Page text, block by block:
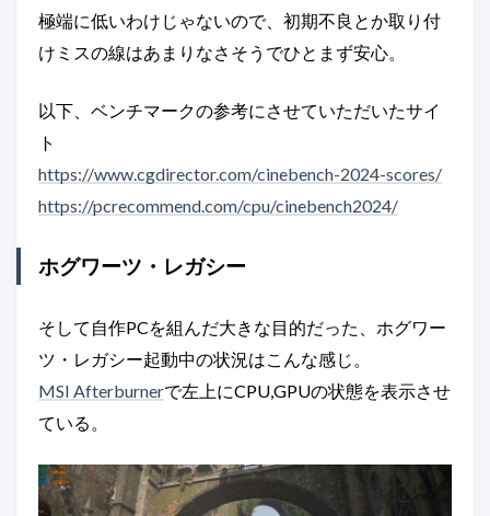
極端に低いわけじゃないので、初期不良とか取り付
けミスの線はあまりなさそうでひとまず安心。
以下、ベンチマークの参考にさせていただいたサイ
ト
https://www.cgdirector.com/cinebench-2024-scores/
https://pcrecommend.com/cpu/cinebench2024/
ホグワーツ・レガシー
そして自作PCを組んだ大きな目的だった、ホグワー
ツ・レガシー起動中の状況はこんな感じ。
MSI Afterburnerで左上にCPU,GPUの状態を表示させ
ている。